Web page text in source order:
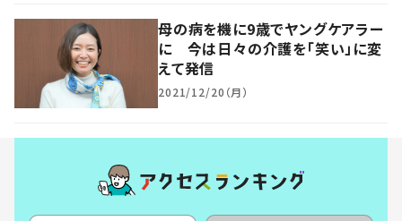
母の病を機に9歳でヤングケアラー
に 今は日々の介護を「笑い」に変
えて発信
2021/12/20（月）